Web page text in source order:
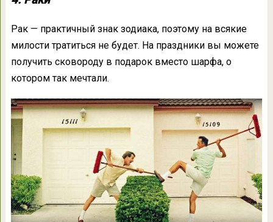
Рак — практичный знак зодиака, поэтому на всякие
милости тратиться не будет. На праздники вы можете
получить сковороду в подарок вместо шарфа, о
котором так мечтали.